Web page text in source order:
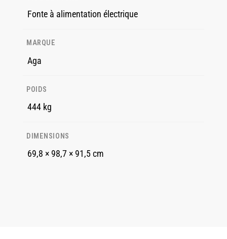
Fonte à alimentation électrique
MARQUE
Aga
POIDS
444 kg
DIMENSIONS
69,8 × 98,7 × 91,5 cm